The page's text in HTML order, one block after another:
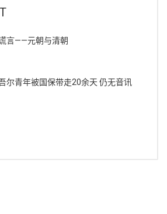
言——元朝与清朝
尔青年被国保带走20余天 仍无音讯